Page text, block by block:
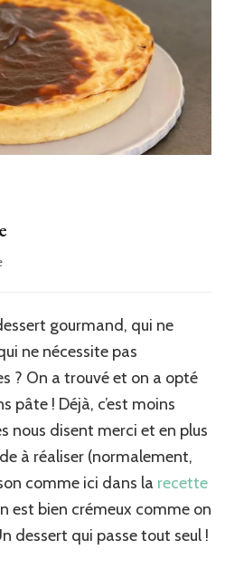
sur
sans
gourmand, qui ne
ne nécessite pas
? On a trouvé et on a opté
pâte ! Déjà, c’est moins
nous disent merci et en plus
à réaliser (normalement,
comme ici dans la recette
est bien crémeux comme on
dessert qui passe tout seul !